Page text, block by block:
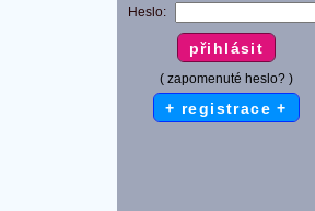
Heslo:
( zapomenuté heslo? )
+ registrace +